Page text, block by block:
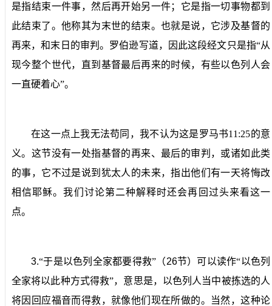
是指结束一件事，然后再开始另一件；它是指一切事物都到
此结束了。他称其为末世的结束。也就是说，它涉及基督的
再来，和末日的审判。罗伯逊写道，因此这段经文只是指“从
现今整个世代，直到基督最后再来的时候，有些以色列人会
一直硬着心”。
在这一点上我无法苟同，我不认为这是罗马书11:25的意
义。这节没有一处指基督的再来、最后的审判，或诸如此类
的事，它不过是说到犹太人的未来，指出他们有一天将悔改
相信耶稣。我们讨论第二种解释时还会再回过头来看这一
点。
3.“于是以色列全家都要得救”（26节）可以读作“以色列
全家将以此种方式得救”，意思是，以色列人当中被拣选的人
将因回应福音而得救，就像他们现在所做的。
当然，这种论